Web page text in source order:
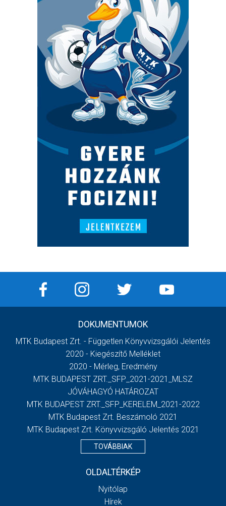
DOKUMENTUMOK
MTK Budapest Zrt. - Független Könyvvizsgálói Jelentés
2020 - Kiegészítő Melléklet
2020 - Mérleg, Eredmény
MTK BUDAPEST ZRT._SFP_2021-2021_MLSZ
JÓVÁHAGYÓ HATÁROZAT
MTK BUDAPEST ZRT._SFP_KERELEM_2021-2022
MTK Budapest Zrt. Beszámoló 2021
MTK Budapest Zrt. Könyvvizsgáló Jelentés 2021
TOVÁBBIAK
OLDALTÉRKÉP
Nyitólap
Hírek